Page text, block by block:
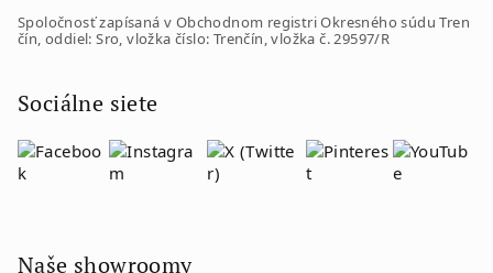
Spoločnosť zapísaná v Obchodnom registri Okresného súdu Tren
čín, oddiel: Sro, vložka číslo: Trenčín, vložka č. 29597/R
Sociálne siete
Naše showroomy